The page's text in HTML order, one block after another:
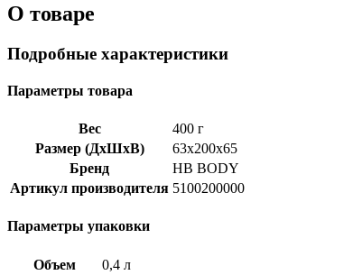
О товаре
Подробные характеристики
Параметры товара
Вес
400 г
Размер (ДхШхВ)
63x200x65
Бренд
HB BODY
Артикул производителя 5100200000
Параметры упаковки
Объем
0,4 л